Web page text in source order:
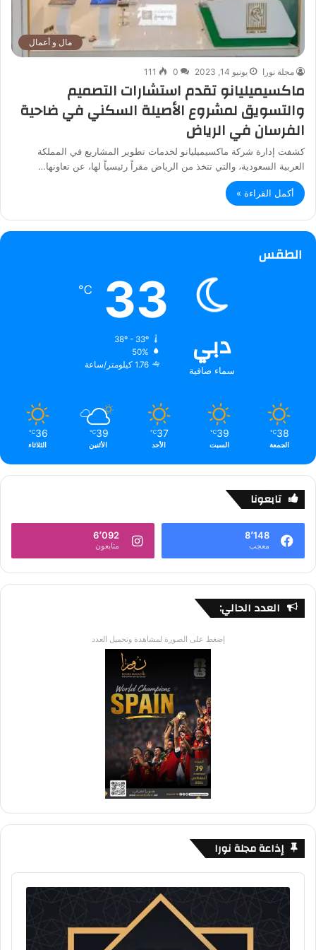
مال و أعمال
مجلة نورا يونيو 14, 2023 0
111
ماكسيميليانو تقدم استشارات التصميم
والتسويق لمشروع الأصيلة السكني في ضاحية
الفرسان في الرياض
كشفت إدارة شركة ماكسيميليانو لخدمات تطوير المشاريع في المملكة
العربية السعودية، والتي تتخذ من الرياض مقراً رئيسياً لها، عن تعاونها…
أكمل القراءة »
الطقس
دبي
سماء صافية
33
℃
38º - 33º
50%
1.76 كيلومتر/ساعة
38
℃
الجمعة
39
℃
السبت
37
℃
الأحد
39
℃
الأثنين
36
℃
الثلاثاء
تابعونا
8٬148
معجب
6٬092
متابعون
العدد الحالي:
إضغط على الصورة لمشاهدة وتحميل العدد
إذاعة مجلة نورا
Audio
Player